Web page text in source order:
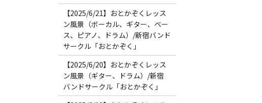
【2025/6/21】おとかぞくレッス
ン風景（ボーカル、ギター、ベー
ス、ピアノ、ドラム）/新宿バンド
サークル「おとかぞく」
【2025/6/20】おとかぞくレッス
ン風景（ギター、ドラム）/新宿
バンドサークル「おとかぞく」